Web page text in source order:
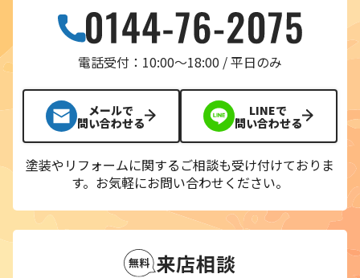
電話受付：10:00〜18:00 / 平日のみ
メールで
問い合わせる
LINEで
問い合わせる
塗装やリフォームに関するご相談も受け付けておりま
す。 お気軽にお問い合わせください。
来店相談